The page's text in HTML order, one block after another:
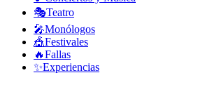
🎭Teatro
🎤Monólogos
🎪Festivales
🔥Fallas
✨Experiencias